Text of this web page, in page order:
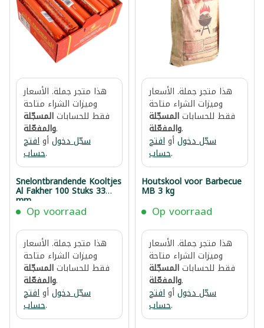
هذا متجر جملة. الأسعار
وميزات الشراء متاحة
فقط للحساباتالمسجّلة
والمفعّلة.
سجّل دخولأوافتح
حساب.
Snelontbrandende Kooltjes
Al Fakher 100 Stuks 33
mm
Op voorraad
هذا متجر جملة. الأسعار
وميزات الشراء متاحة
فقط للحساباتالمسجّلة
والمفعّلة.
سجّل دخولأوافتح
حساب.
هذا متجر جملة. الأسعار
وميزات الشراء متاحة
فقط للحساباتالمسجّلة
والمفعّلة.
سجّل دخولأوافتح
حساب.
Houtskool voor Barbecue
MB 3 kg
Op voorraad
هذا متجر جملة. الأسعار
وميزات الشراء متاحة
فقط للحساباتالمسجّلة
والمفعّلة.
سجّل دخولأوافتح
حساب.